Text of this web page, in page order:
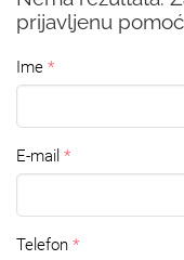
prijavljenu
Ime
E-mail
Telefon